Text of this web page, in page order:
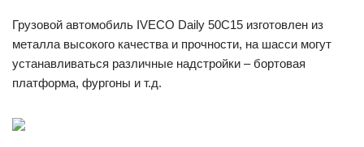
Грузовой автомобиль IVECO Daily 50C15 изготовлен из
металла высокого качества и прочности, на шасси могут
устанавливаться различные надстройки – бортовая
платформа, фургоны и т.д.